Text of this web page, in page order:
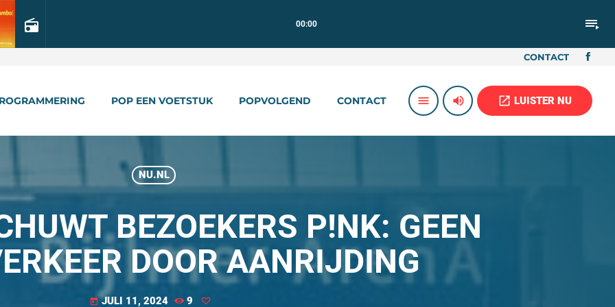
radio 00:00 playlist_play
CONTACT
POP EEN VOETSTUK POPVOLGEND CONTACT menu volume_up open_in_new LUISTER NU
NU.NL
BEZOEKERS P!NK: GEEN
DOOR AANRIJDING
today JULI 11, 2024 9